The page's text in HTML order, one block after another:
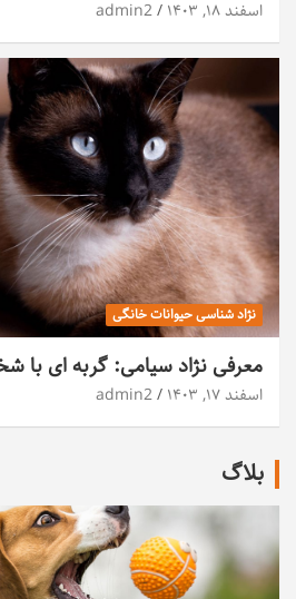
اسفند ۱۸, ۱۴۰۳ admin2
نژاد شناسی حیوانات خانگی
معرفی نژاد سیامی: گربه ای با
اسفند ۱۷, ۱۴۰۳ admin2
بلاگ